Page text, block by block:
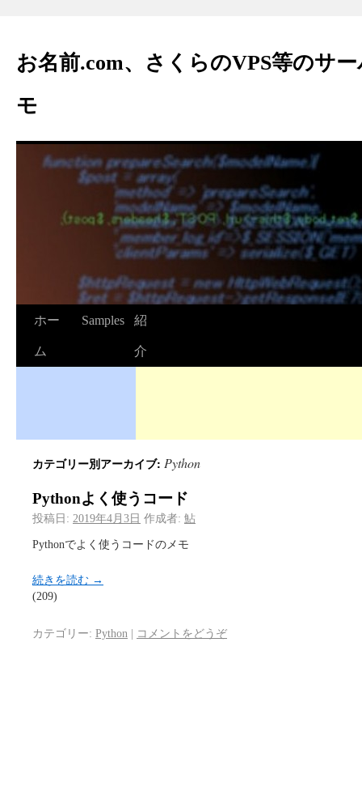
お名前.com、さくらのVPS等のサ
モ
ホー
ム
Samples 紹
介
カテゴリー別アーカイブ: Python
Pythonよく使うコード
投稿日: 2019年4月3日 作成者: 鮎
Pythonでよく使うコードのメモ
続きを読む →
(209)
カテゴリー: Python | コメントをどうぞ